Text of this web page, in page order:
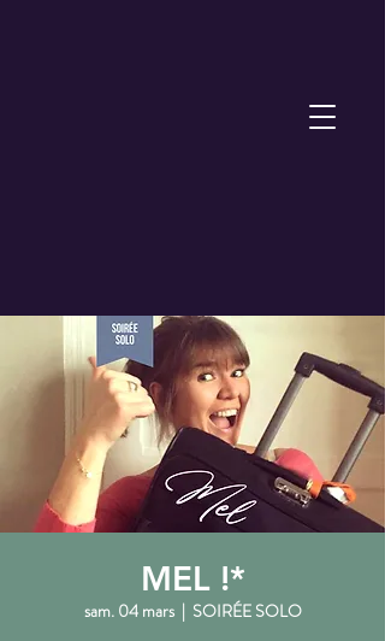
MEL !*
sam. 04 mars
  |
SOIRÉE SOLO